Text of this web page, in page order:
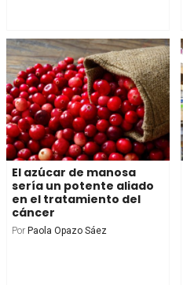
El azúcar de manosa
sería un potente aliado
en el tratamiento del
cáncer
Por Paola Opazo Sáez